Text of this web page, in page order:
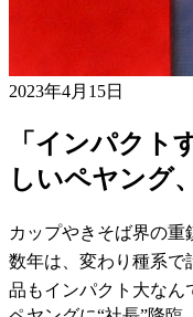
2023年4月15日
「インパクト
しいペヤング
カップやきそば界の重
数年は、変わり種系で
品もインパクト大なん